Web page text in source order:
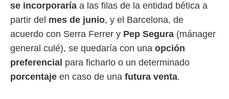
Puedes
acceder a
web a
se incorporaría a las filas de la entidad bética a
partir del mes de junio, y el Barcelona, de
acuerdo con Serra Ferrer y Pep Segura (mánager
general culé), se quedaría con una opción
preferencial para ficharlo o un determinado
porcentaje en caso de una futura venta.